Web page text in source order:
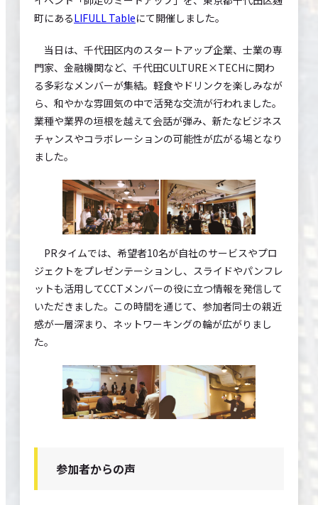
町にあるLIFULL Tableにて開催しました。
当日は、千代田区内のスタートアップ企業、士業の専
門家、金融機関など、千代田CULTURE×TECHに関わ
る多彩なメンバーが集結。軽食やドリンクを楽しみなが
ら、和やかな雰囲気の中で活発な交流が行われました。
業種や業界の垣根を越えて会話が弾み、新たなビジネス
チャンスやコラボレーションの可能性が広がる場となり
ました。
PRタイムでは、希望者10名が自社のサービスやプロ
ジェクトをプレゼンテーションし、スライドやパンフレ
ットも活用してCCTメンバーの役に立つ情報を発信して
いただきました。この時間を通じて、参加者同士の親近
感が一層深まり、ネットワーキングの輪が広がりまし
た。
参加者からの声